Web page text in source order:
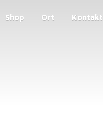
Shop Ort Kontakt